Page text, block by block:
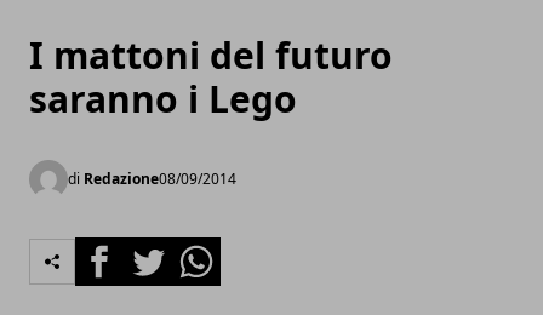
I mattoni del futuro
saranno i Lego
di Redazione08/09/2014
FacebookTwitterWhatsapp